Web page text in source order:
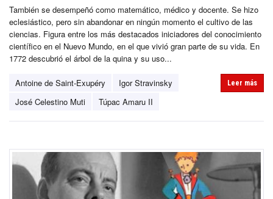
También se desempeñó como matemático, médico y docente. Se hizo
eclesiástico, pero sin abandonar en ningún momento el cultivo de las
ciencias. Figura entre los más destacados iniciadores del conocimiento
científico en el Nuevo Mundo, en el que vivió gran parte de su vida. En
1772 descubrió el árbol de la quina y su uso...
Antoine de Saint-Exupéry
Igor Stravinsky
José Celestino Muti
Túpac Amaru II
Leer más